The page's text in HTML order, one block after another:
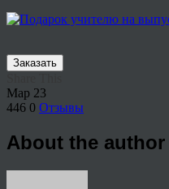
Заказать
Мар 23
446 0 Отзывы
About the author